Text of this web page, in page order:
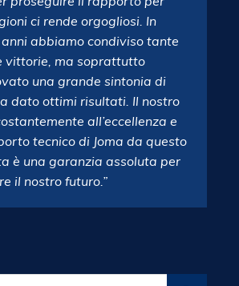
ci rende orgogliosi. In
abbiamo condiviso tante
vittorie, ma soprattutto
una grande sintonia di
dato ottimi risultati. Il nostro
all’eccellenza e
tecnico di Joma da questo
è una garanzia assoluta per
il nostro futuro.”